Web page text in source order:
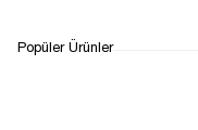
İADE&DEĞİŞİM
Popüler Ürünler